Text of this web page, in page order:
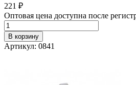
221 ₽
Оптовая цена доступна после
В корзину
Артикул: 0841